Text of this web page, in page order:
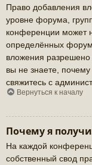
Право добавления
уровне форума,
конференции может
определённых
вложения
вы не знаете,
свяжитесь с
Вернуться к началу
Почему я
На каждой
собственный свод